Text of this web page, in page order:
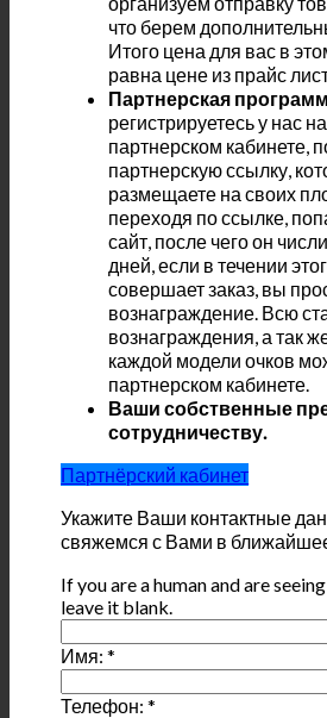
что берем
Итого цена для вас в
равна цене из прайс
Партнерская
регистрируетесь у нас
партнерском кабинете,
партнерскую ссылку,
размещаете на своих
переходя по ссылке,
сайт, после чего он
дней, если в течении
совершает заказ, вы
вознаграждение. Всю
вознаграждения, а так
каждой модели очков
партнерском кабинете.
Ваши собственные
сотрудничеству.
Партнёрский кабинет
Укажите Ваши контактные
свяжемся с Вами в
If you are a human and are
leave it blank.
Имя:*
Телефон:*